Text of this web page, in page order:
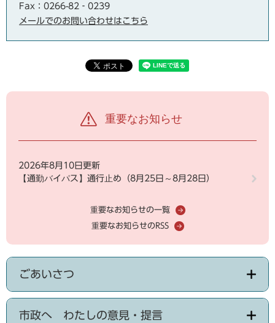
Fax：0266-82‐0239
メールでのお問い合わせはこちら
重要なお知らせ
2026年8月10日更新
【通勤バイパス】通行止め（8月25日～8月28日）
重要なお知らせの一覧
重要なお知らせのRSS
ごあいさつ
市政へ わたしの意見・提言